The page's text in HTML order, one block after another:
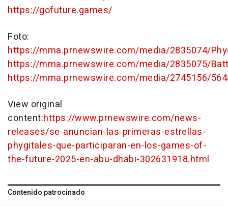
https://gofuture.games/
Foto:
https://mma.prnewswire.com/media/2835074/
https://mma.prnewswire.com/media/2835075/
https://mma.prnewswire.com/media/2745156/
View original
content:https://www.prnewswire.com/news-
releases/se-anuncian-las-primeras-estrellas-
phygitales-que-participaran-en-los-games-of-
the-future-2025-en-abu-dhabi-302631918.html
Contenido patrocinado